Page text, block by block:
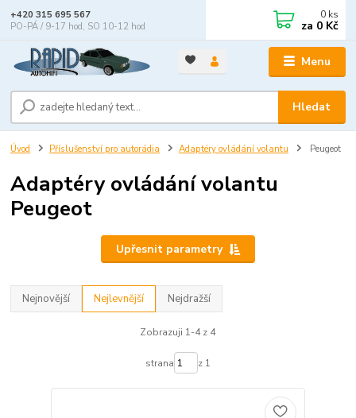
Menu
Hledat
+420 315 695 567
PO-PÁ / 9-17 hod, SO 10-12 hod
0 ks
za 0 Kč
Úvod Příslušenství pro autorádia Adaptéry ovládání volantu Peugeot
Adaptéry ovládání volantu
Peugeot
Upřesnit parametry
Nejnovější Nejlevnější Nejdražší
Zobrazuji 1-4 z 4
strana z 1